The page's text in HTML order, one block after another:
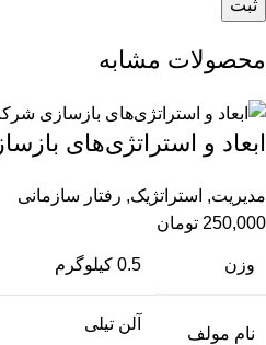
محصولات مشابه
ابعاد و استراتژی‌‌های
مدیریت, استراتژیک, رفتار سازمانی
250,000 تومان
وزن 0.5 کیلوگرم
نام مولف
آلن تیلی